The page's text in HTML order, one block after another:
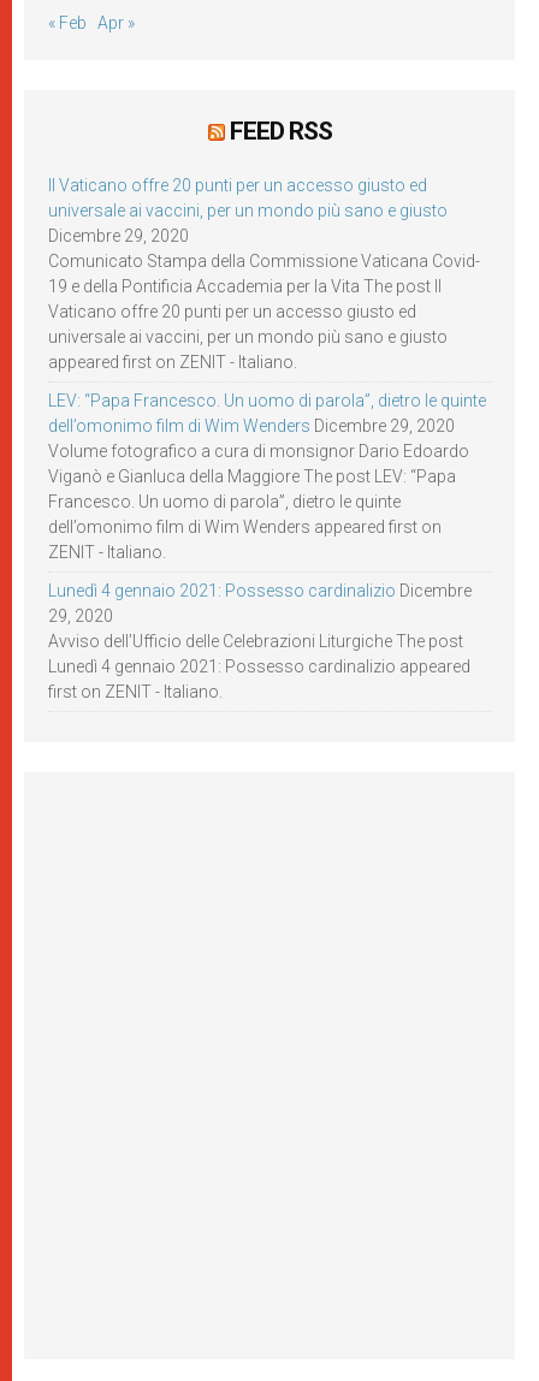
« Feb Apr »
FEED RSS
Il Vaticano offre 20 punti per un accesso giusto ed
universale ai vaccini, per un mondo più sano e giusto
Dicembre 29, 2020
Comunicato Stampa della Commissione Vaticana Covid-
19 e della Pontificia Accademia per la Vita The post Il
Vaticano offre 20 punti per un accesso giusto ed
universale ai vaccini, per un mondo più sano e giusto
appeared first on ZENIT - Italiano.
LEV: “Papa Francesco. Un uomo di parola”, dietro le quinte
dell’omonimo film di Wim Wenders Dicembre 29, 2020
Volume fotografico a cura di monsignor Dario Edoardo
Viganò e Gianluca della Maggiore The post LEV: “Papa
Francesco. Un uomo di parola”, dietro le quinte
dell’omonimo film di Wim Wenders appeared first on
ZENIT - Italiano.
Lunedì 4 gennaio 2021: Possesso cardinalizio Dicembre
29, 2020
Avviso dell’Ufficio delle Celebrazioni Liturgiche The post
Lunedì 4 gennaio 2021: Possesso cardinalizio appeared
first on ZENIT - Italiano.